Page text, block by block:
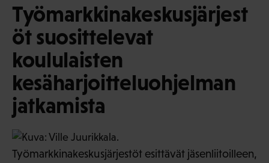
Työmarkkinakeskusjärjest
öt suosittelevat
koululaisten
kesäharjoitteluohjelman
jatkamista
Työmarkkinakeskusjärjestöt esittävät jäsenliitoilleen,